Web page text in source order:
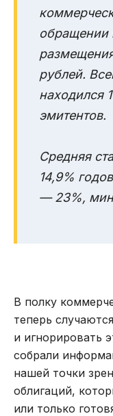
обращении
рублей.
находился
эмитентов.
Средняя
14,9%
— 23%,
В полку
теперь
и игнорировать
собрали
нашей точки
облигаций,
или только